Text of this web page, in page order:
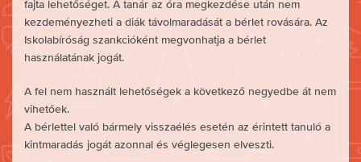
fajta lehetőséget. A tanár az óra megkezdése után nem
kezdeményezheti a diák távolmaradását a bérlet rovására. Az
Iskolabíróság szankcióként megvonhatja a bérlet
használatának jogát.
A fel nem használt lehetőségek a következő negyedbe át nem
vihetőek.
A bérlettel való bármely visszaélés esetén az érintett tanuló a
kintmaradás jogát azonnal és véglegesen elveszti.